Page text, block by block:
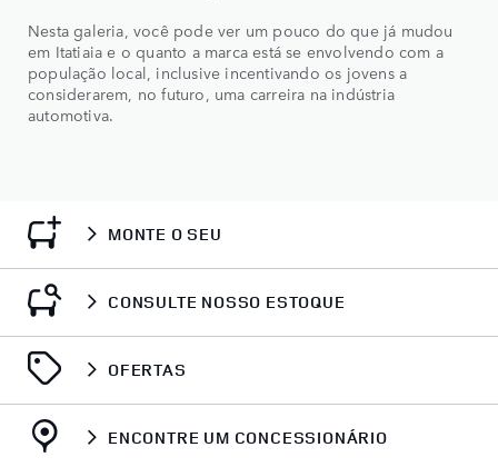
Nesta galeria, você pode ver um pouco do que já mudou
em Itatiaia e o quanto a marca está se envolvendo com a
população local, inclusive incentivando os jovens a
considerarem, no futuro, uma carreira na indústria
automotiva.
MONTE O SEU
CONSULTE NOSSO ESTOQUE
OFERTAS
ENCONTRE UM CONCESSIONÁRIO